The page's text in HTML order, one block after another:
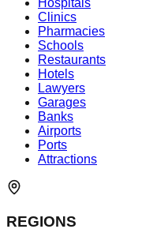
Hospitals
Clinics
Pharmacies
Schools
Restaurants
Hotels
Lawyers
Garages
Banks
Airports
Ports
Attractions
REGIONS